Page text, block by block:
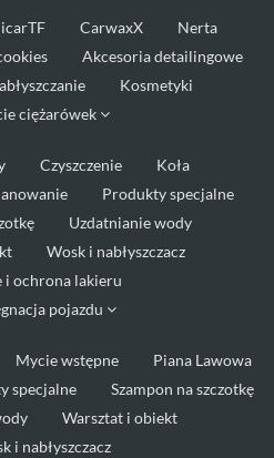
CarwaxX
Nerta
Akcesoria detailingowe
Kosmetyki
ciężarówek
Czyszczenie
Koła
Produkty specjalne
Uzdatnianie wody
Wosk i nabłyszczacz
i ochrona lakieru
pojazdu
Mycie wstępne
Piana Lawowa
specjalne
Szampon na szczotkę
Warsztat i obiekt
i nabłyszczacz